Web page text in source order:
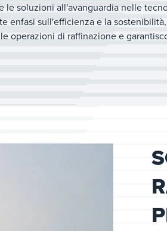
le soluzioni all'avanguardia nelle
enfasi sull'efficienza e la
operazioni di raffinazione e